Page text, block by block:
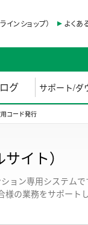
ンショップ） よくあ
グ サポート/ダ
コード発行
イト）
ョン専用システムで
の業務をサポートし